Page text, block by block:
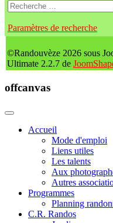
Paramètres de recherche
©Randouvèze 2026 sous
Ultimate 2.2.7 de
offcanvas
Accueil
Mode d'emploi
Liens utiles
Les talents
Aux
Autres
Programmes
Planning
C.R. Randos